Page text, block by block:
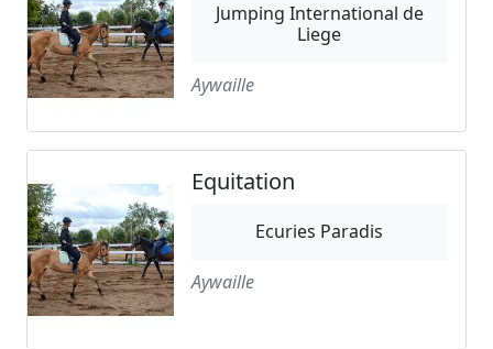
Jumping International de
Liege
Aywaille
Equitation
Ecuries Paradis
Aywaille